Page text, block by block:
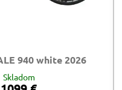
940 white 2026
Skladom